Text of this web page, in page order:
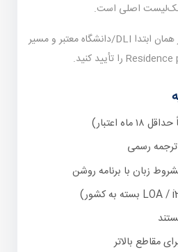
چک‌لیست اصلی است.
اگر فنلاند مقصد شماست، از همان ابتدا DLI/دانشگاه معتبر و مسیر
اعتبار)
ترجمه رسمی
زبان با برنامه روشن